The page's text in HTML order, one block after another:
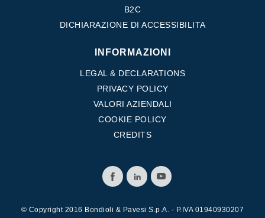
B2C
DICHIARAZIONE DI ACCESSIBILITA
INFORMAZIONI
LEGAL & DECLARATIONS
PRIVACY POLICY
VALORI AZIENDALI
COOKIE POLICY
CREDITS
© Copyright 2016 Bondioli & Pavesi S.p.A. - P.IVA 01940930207